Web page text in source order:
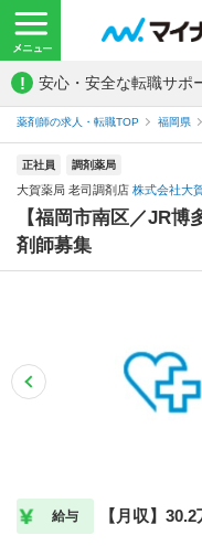
! 安心・安全な転職サポ
薬剤師の求人・転職TOP 福岡県
正社員 調剤薬局
大賀薬局 老司調剤店 株式会社大
【福岡市南区／JR
剤師募集
給与 【月収】